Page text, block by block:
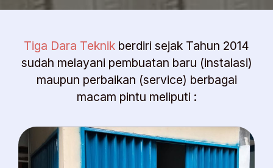
Tiga Dara Teknik berdiri sejak Tahun 2014
sudah melayani pembuatan baru (instalasi)
maupun perbaikan (service) berbagai
macam pintu meliputi :